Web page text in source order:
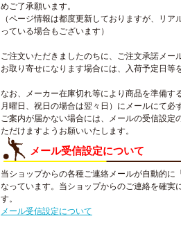
めご了承願います。
（ページ情報は都度更新しておりますが、リ
っている場合もございます）
ご注文いただきましたのちに、ご注文承諾メー
お取り寄せになります場合には、入荷予定日等
なお、メーカー在庫切れ等により商品を準備す
月曜日、祝日の場合は翌々日）にメールにて必
ご案内が届かない場合には、メールの受信設
ただけますようお願いいたします。
メール受信設定について
当ショップからの各種ご連絡メールが自動的に
なっています。当ショップからのご連絡を確実
す。
メール受信設定について